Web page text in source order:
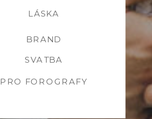
LÁSKA
BRAND
SVATBA
PRO FOROGRAFY